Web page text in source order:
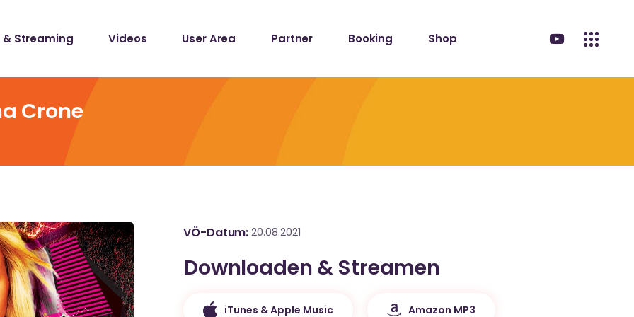
& Streaming Videos User Area Partner Booking Shop
Crone
VÖ-Datum 20.08.2021
Downloaden & Streamen
iTunes & Apple Music Amazon MP3